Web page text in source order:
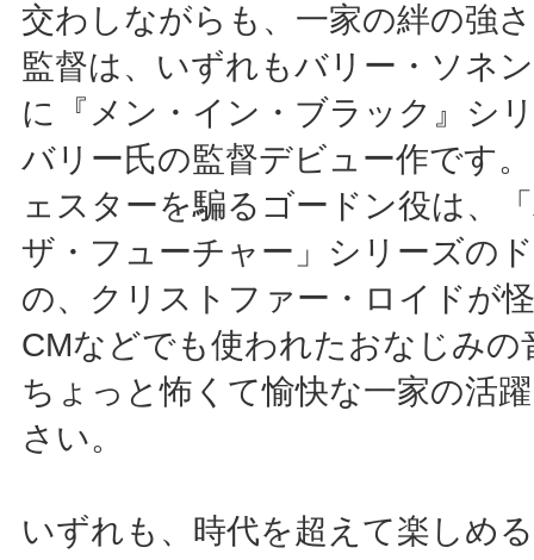
交わしながらも、一家の絆の強
監督は、いずれもバリー・ソネ
に『メン・イン・ブラック』シ
バリー氏の監督デビュー作です
ェスターを騙るゴードン役は、
ザ・フューチャー」シリーズの
の、クリストファー・ロイドが
CMなどでも使われたおなじみの
ちょっと怖くて愉快な一家の活
さい。
いずれも、時代を超えて楽しめ